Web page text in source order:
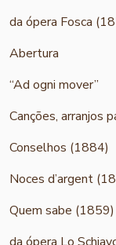
da ópera Fosca
Abertura
“Ad ogni mover”
Canções, arranjos
Conselhos (1884)
Noces d’argent
Quem sabe (1859)